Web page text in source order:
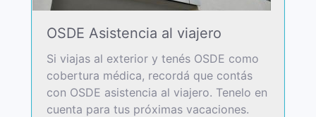
OSDE Asistencia al viajero
Si viajas al exterior y tenés OSDE como
cobertura médica, recordá que contás
con OSDE asistencia al viajero. Tenelo en
cuenta para tus próximas vacaciones.